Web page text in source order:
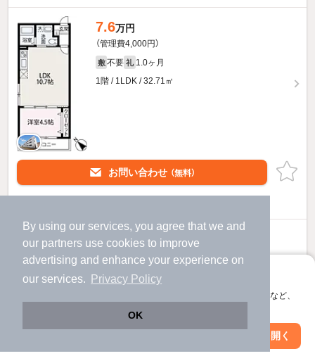
By using our services, you agree that we and
our partners use cookies to improve
advertising and enhance your experience on
our services.
Privacy Policy
OK
アプリに切り替えて、サクサクお部屋探し
会員登録なしですぐ使える。マップ検索やお気に入り保存など、
アプリを開く
7.6万円
（管理費4,000円）
敷 不要 礼 1.0ヶ月
1階 / 1LDK / 32.71㎡
お問い合わせ （無料）
7.9万円
（管理費4,000円）
敷 礼 1.0ヶ月
絞り込み条件を変更